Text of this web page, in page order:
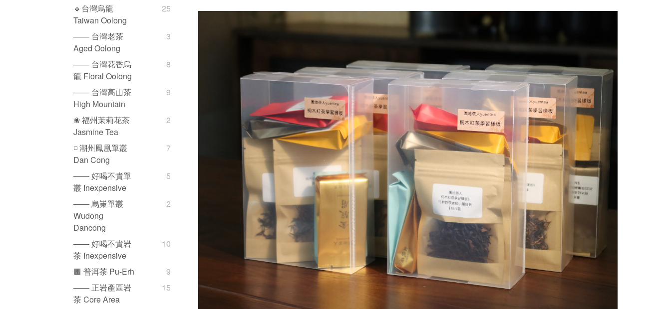
🔹台灣烏龍
Taiwan Oolong
25
—— 台灣老茶
Aged Oolong
3
—— 台灣花香烏
龍 Floral Oolong
8
—— 台灣高山茶
High Mountain
9
❀ 福州茉莉花茶
Jasmine Tea
2
◽️ 潮州鳳凰單叢
Dan Cong
7
—— 好喝不貴單
叢 Inexpensive
5
—— 烏崬單叢
Wudong
Dancong
2
—— 好喝不貴岩
茶 Inexpensive
10
🟫 普洱茶 Pu-Erh
9
—— 正岩產區岩
茶 Core Area
15